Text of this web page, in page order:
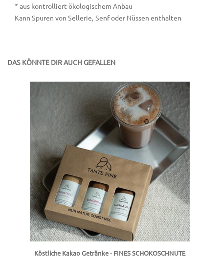
* aus kontrolliert ökologischem Anbau
Kann Spuren von Sellerie, Senf oder Nüssen enthalten
DAS KÖNNTE DIR AUCH GEFALLEN
Köstliche Kakao Getränke - FINES SCHOKOSCHNUTE